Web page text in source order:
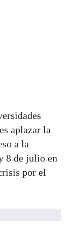
aplazar la
a la
8 de julio en
por el